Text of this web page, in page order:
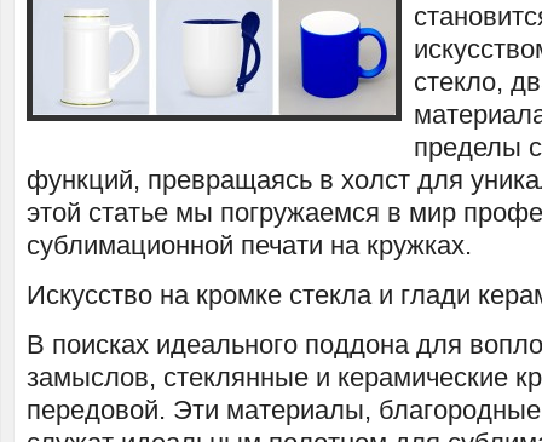
стекло,
пределы
функций, превращаясь в холст для
этой статье мы погружаемся в мир
сублимационной печати на кружках.
Искусство на кромке стекла и глади
В поисках идеального поддона для
замыслов, стеклянные и керамические
передовой. Эти материалы,